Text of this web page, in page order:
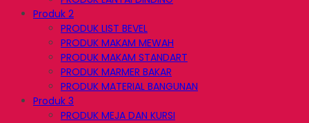
Produk 2
PRODUK LIST BEVEL
PRODUK MAKAM MEWAH
PRODUK MAKAM STANDART
PRODUK MARMER BAKAR
PRODUK MATERIAL BANGUNAN
Produk 3
PRODUK MEJA DAN KURSI